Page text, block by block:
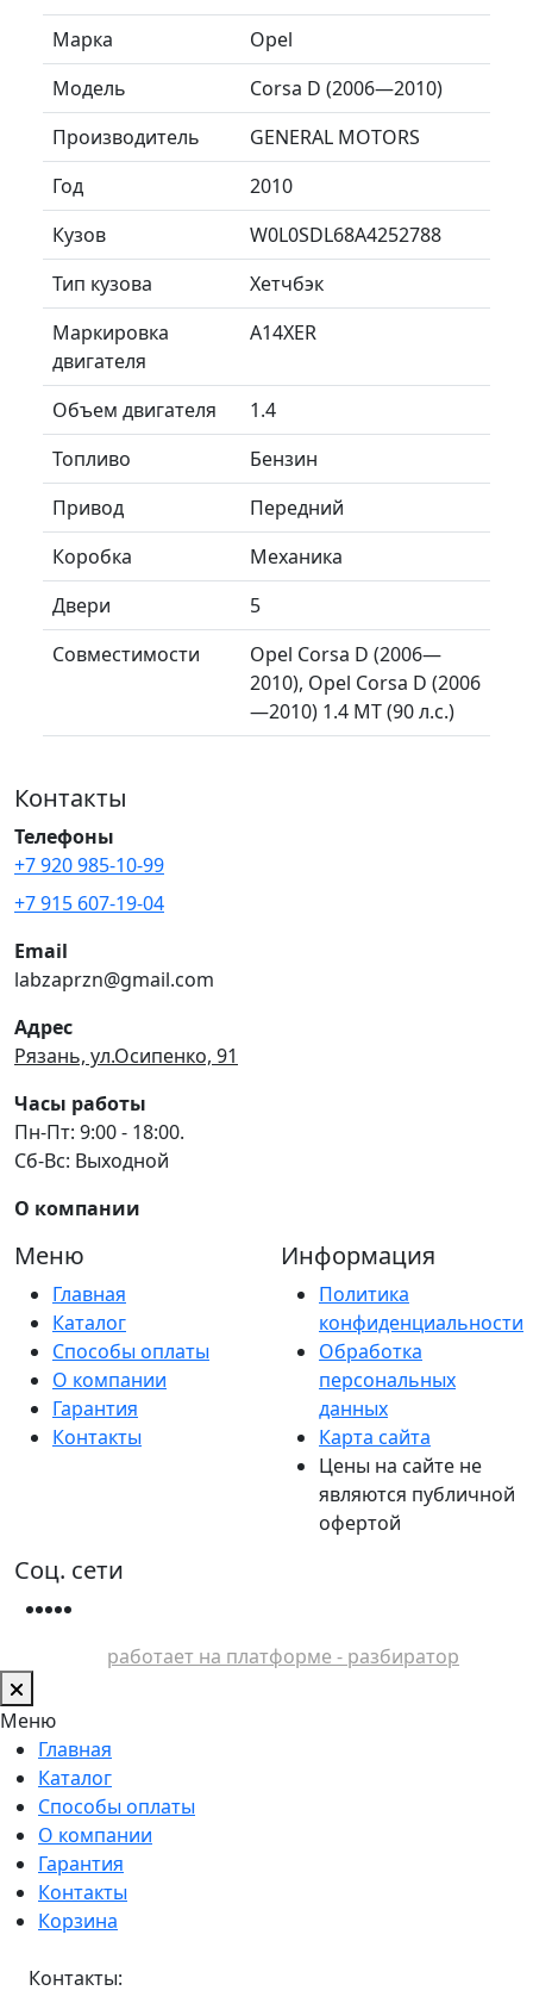
Марка
Opel
Модель
Corsa D (2006—2010)
Производитель
GENERAL MOTORS
Год
2010
Кузов
W0L0SDL68A4252788
Тип кузова
Хетчбэк
Маркировка
двигателя
A14XER
Объем двигателя
1.4
Топливо
Бензин
Привод
Передний
Коробка
Механика
Двери
5
Совместимости
Opel Corsa D (2006—
2010), Opel Corsa D (2006
—2010) 1.4 MT (90 л.с.)
Контакты
Телефоны
+7 920 985-10-99
+7 915 607-19-04
Email
labzaprzn@gmail.com
Адрес
Рязань, ул.Осипенко, 91
Часы работы
Пн-Пт: 9:00 - 18:00.
Сб-Вс: Выходной
О компании
Меню
Главная
Каталог
Способы оплаты
О компании
Гарантия
Контакты
Информация
Политика
конфиденциальности
Обработка
персональных
данных
Карта сайта
Цены на сайте не
являются публичной
офертой
Соц. сети
работает на платформе - разбиратор
Меню
Главная
Каталог
Способы оплаты
О компании
Гарантия
Контакты
Корзина
Контакты: